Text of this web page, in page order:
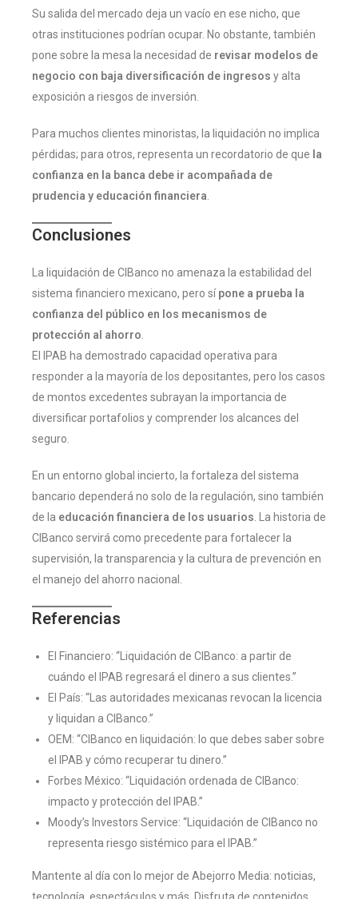
Su salida del mercado deja un vacío en ese nicho, que
otras instituciones podrían ocupar. No obstante, también
pone sobre la mesa la necesidad de revisar modelos de
negocio con baja diversificación de ingresos y alta
exposición a riesgos de inversión.
Para muchos clientes minoristas, la liquidación no implica
pérdidas; para otros, representa un recordatorio de que la
confianza en la banca debe ir acompañada de
prudencia y educación financiera
Conclusiones
La liquidación de CIBanco no amenaza la estabilidad del
sistema financiero mexicano, pero sípone a prueba la
confianza del público en los mecanismos de
protección al ahorro
El IPAB ha demostrado capacidad operativa para
responder a la mayoría de los depositantes, pero los casos
de montos excedentes subrayan la importancia de
diversificar portafolios y comprender los alcances del
seguro.
En un entorno global incierto, la fortaleza del sistema
bancario dependerá no solo de la regulación, sino también
de la educación financiera de los usuarios . La historia de
CIBanco servirá como precedente para fortalecer la
supervisión, la transparencia y la cultura de prevención en
el manejo del ahorro nacional.
Referencias
El Financiero: “Liquidación de CIBanco: a partir de
cuándo el IPAB regresará el dinero a sus clientes.”
El País: “Las autoridades mexicanas revocan la licencia
y liquidan a CIBanco.”
OEM: “CIBanco en liquidación: lo que debes saber sobre
el IPAB y cómo recuperar tu dinero.”
Forbes México: “Liquidación ordenada de CIBanco:
impacto y protección del IPAB.”
Moody’s Investors Service: “Liquidación de CIBanco no
representa riesgo sistémico para el IPAB.”
Mantente al día con lo mejor de Abejorro Media: noticias,
tecnología, espectáculos y más. Disfruta de contenidos